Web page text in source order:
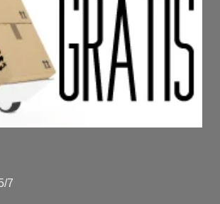
7